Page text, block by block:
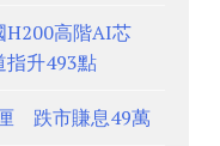
H200高階AI芯
升493點
跌市賺息49萬